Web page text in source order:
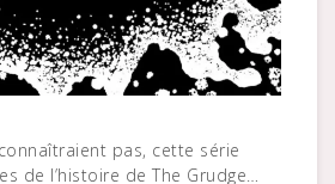
pas, cette série
de l’histoire de The Grudge…